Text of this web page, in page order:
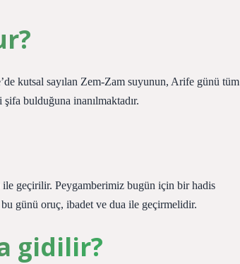
kutsal sayılan Zem-Zam suyunun, Arife günü tüm
bulduğuna inanılmaktadır.
geçirilir. Peygamberimiz bugün için bir hadis
günü oruç, ibadet ve dua ile geçirmelidir.
gidilir?